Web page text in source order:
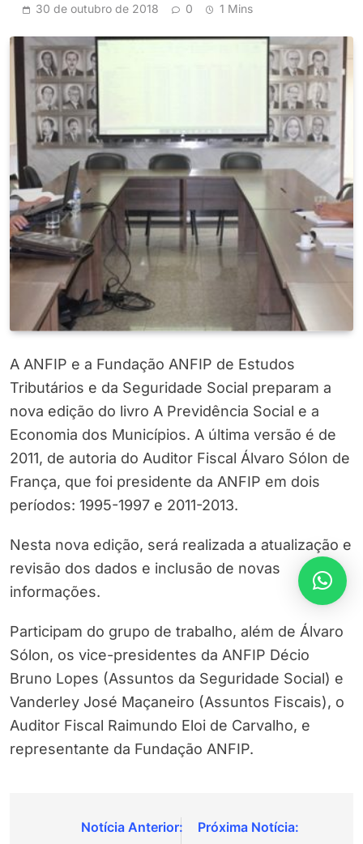
30 de outubro de 2018 0 1 Mins
A ANFIP e a Fundação ANFIP de Estudos
Tributários e da Seguridade Social preparam a
nova edição do livro A Previdência Social e a
Economia dos Municípios. A última versão é de
2011, de autoria do Auditor Fiscal Álvaro Sólon de
França, que foi presidente da ANFIP em dois
períodos: 1995-1997 e 2011-2013.
Nesta nova edição, será realizada a atualização e
revisão dos dados e inclusão de novas
informações.
Participam do grupo de trabalho, além de Álvaro
Sólon, os vice-presidentes da ANFIP Décio
Bruno Lopes (Assuntos da Seguridade Social) e
Vanderley José Maçaneiro (Assuntos Fiscais), o
Auditor Fiscal Raimundo Eloi de Carvalho, e
representante da Fundação ANFIP.
Navegação